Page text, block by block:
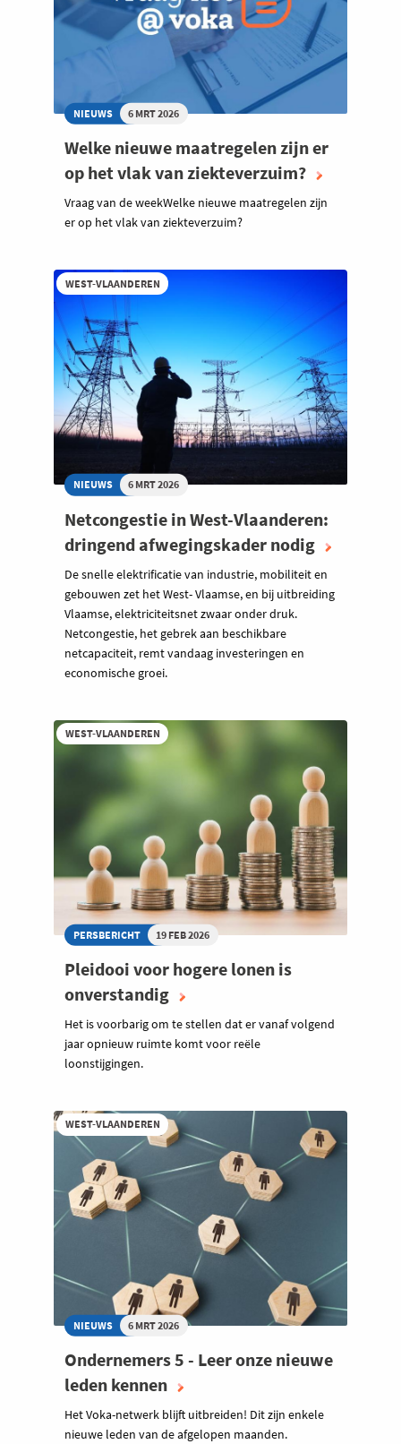
NIEUWS 6 MRT 2026
Welke nieuwe maatregelen zijn er
op het vlak van ziekteverzuim?
Vraag van de weekWelke nieuwe maatregelen zijn
er op het vlak van ziekteverzuim?
WEST-VLAANDEREN
NIEUWS 6 MRT 2026
Netcongestie in West-Vlaanderen:
dringend afwegingskader nodig
De snelle elektrificatie van industrie, mobiliteit en
gebouwen zet het West- Vlaamse, en bij uitbreiding
Vlaamse, elektriciteitsnet zwaar onder druk.
Netcongestie, het gebrek aan beschikbare
netcapaciteit, remt vandaag investeringen en
economische groei.
WEST-VLAANDEREN
PERSBERICHT 19 FEB 2026
Pleidooi voor hogere lonen is
onverstandig
Het is voorbarig om te stellen dat er vanaf volgend
jaar opnieuw ruimte komt voor reële
loonstijgingen.
WEST-VLAANDEREN
NIEUWS 6 MRT 2026
Ondernemers 5 - Leer onze nieuwe
leden kennen
Het Voka-netwerk blijft uitbreiden! Dit zijn enkele
nieuwe leden van de afgelopen maanden.